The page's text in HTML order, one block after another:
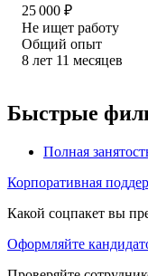
25 000 ₽
Не ищет работу
Общий опыт
8 лет 11 месяцев
Быстрые
Полная
Корпоративная
Какой соцпакет вы
Оформляйте